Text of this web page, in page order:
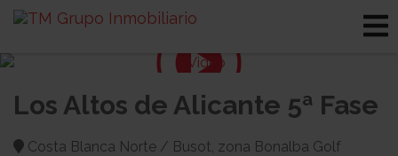
Los Altos de Alicante 5ª Fase
Costa Blanca Norte / Busot, zona Bonalba Golf